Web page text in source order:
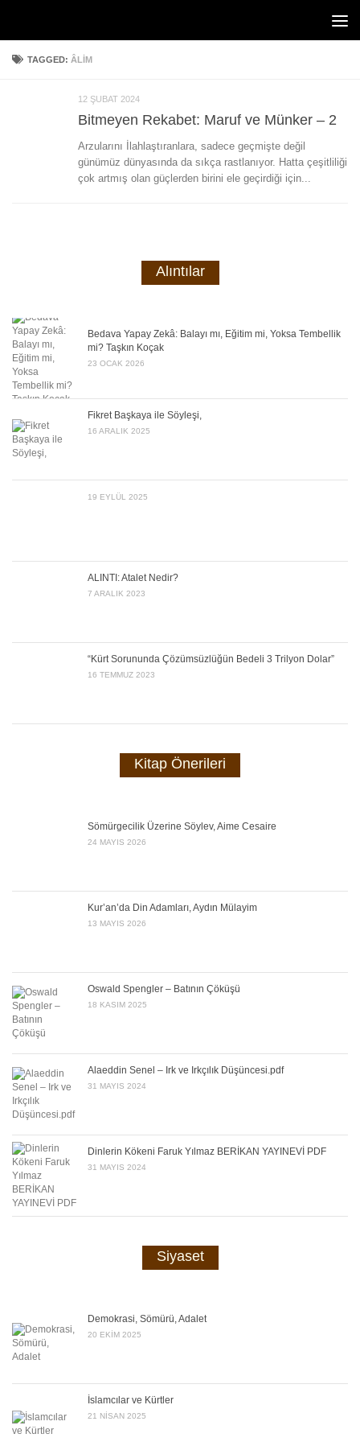
TAGGED: ÂLIM
12 ŞUBAT 2024
Bitmeyen Rekabet: Maruf ve Münker – 2
Arzularını İlahlaştıranlara, sadece geçmişte değil
günümüz dünyasında da sıkça rastlanıyor. Hatta çeşitliliği
çok artmış olan güçlerden birini ele geçirdiği için...
Alıntılar
Bedava Yapay Zekâ: Balayı mı, Eğitim mi, Yoksa Tembellik
mi? Taşkın Koçak
23 OCAK 2026
Fikret Başkaya ile Söyleşi,
16 ARALIK 2025
19 EYLÜL 2025
ALINTI: Atalet Nedir?
7 ARALIK 2023
“Kürt Sorununda Çözümsüzlüğün Bedeli 3 Trilyon Dolar”
16 TEMMUZ 2023
Kitap Önerileri
Sömürgecilik Üzerine Söylev, Aime Cesaire
24 MAYIS 2026
Kur’an’da Din Adamları, Aydın Mülayim
13 MAYIS 2026
Oswald Spengler – Batının Çöküşü
18 KASIM 2025
Alaeddin Senel – Irk ve Irkçılık Düşüncesi.pdf
31 MAYIS 2024
Dinlerin Kökeni Faruk Yılmaz BERİKAN YAYINEVİ PDF
31 MAYIS 2024
Siyaset
Demokrasi, Sömürü, Adalet
20 EKIM 2025
İslamcılar ve Kürtler
21 NISAN 2025